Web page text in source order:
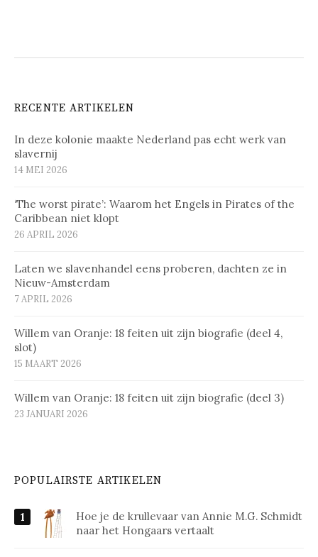
RECENTE ARTIKELEN
In deze kolonie maakte Nederland pas echt werk van
slavernij
14 MEI 2026
‘The worst pirate’: Waarom het Engels in Pirates of the
Caribbean niet klopt
26 APRIL 2026
Laten we slavenhandel eens proberen, dachten ze in
Nieuw-Amsterdam
7 APRIL 2026
Willem van Oranje: 18 feiten uit zijn biografie (deel 4,
slot)
15 MAART 2026
Willem van Oranje: 18 feiten uit zijn biografie (deel 3)
23 JANUARI 2026
POPULAIRSTE ARTIKELEN
Hoe je de krullevaar van Annie M.G. Schmidt
naar het Hongaars vertaalt